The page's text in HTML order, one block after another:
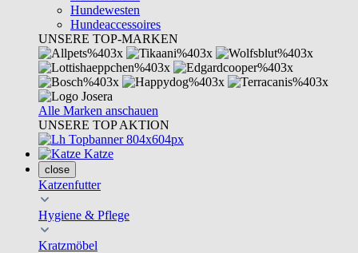
Hundewesten
Hundeaccessoires
UNSERE TOP-MARKEN
Alle Marken anschauen
UNSERE TOP AKTION
Katze
close
Katzenfutter
Hygiene & Pflege
Kratzmöbel